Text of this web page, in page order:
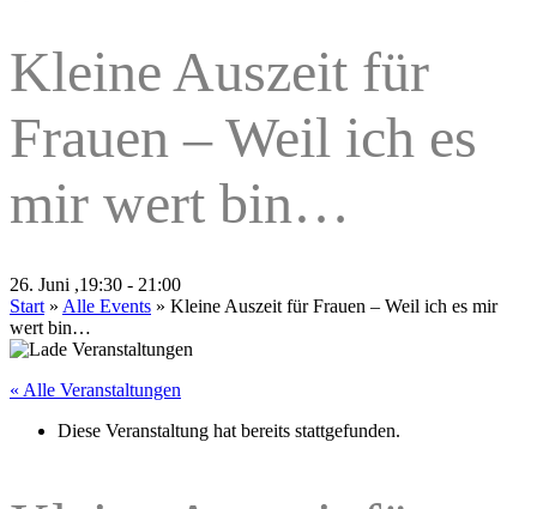
Kleine Auszeit für
Frauen – Weil ich es
mir wert bin…
26. Juni ,19:30 - 21:00
Start » Alle Events » Kleine Auszeit für Frauen – Weil ich es mir
wert bin…
« Alle Veranstaltungen
Diese Veranstaltung hat bereits stattgefunden.